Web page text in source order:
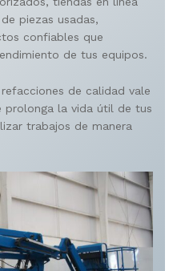
piezas usadas,
confiables que
de tus equipos.
de calidad vale
prolonga la vida útil de tus
trabajos de manera